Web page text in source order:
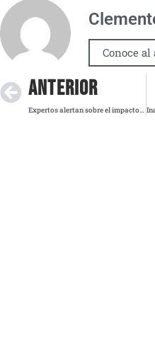
Conoce al
ANTERIOR
Expertos alertan sobre el impacto de la IA en la salud mental juvenil